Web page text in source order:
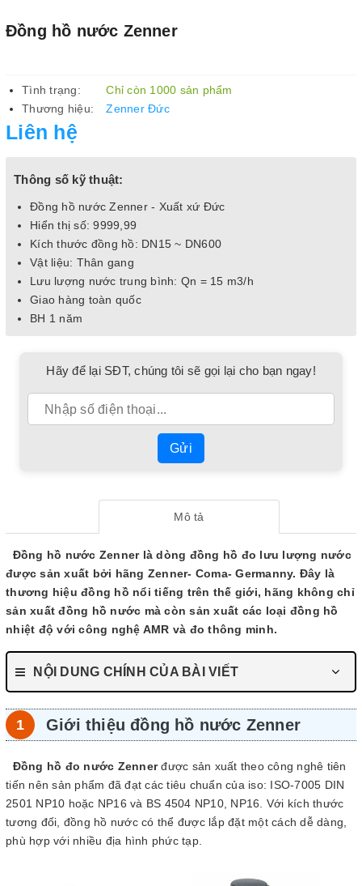
Đồng hồ nước Zenner
Tình trạng:
Chỉ còn 1000 sản phẩm
Thương hiệu:
Zenner Đức
Liên hệ
Thông số kỹ thuật:
Đồng hồ nước Zenner - Xuất xứ Đức
Hiển thị số: 9999,99
Kích thước đồng hồ: DN15 ~ DN600
Vật liệu: Thân gang
Lưu lượng nước trung bình: Qn = 15 m3/h
Giao hàng toàn quốc
BH 1 năm
Hãy để lại SĐT, chúng tôi sẽ gọi lại cho bạn ngay!
Gửi
Mô tả
Đồng hồ nước Zenner là dòng đồng hồ đo lưu lượng nước
được sản xuất bởi hãng Zenner- Coma- Germanny. Đây là
thương hiệu đồng hồ nổi tiếng trên thế giới, hãng không chỉ
sản xuất đồng hồ nước mà còn sản xuất các loại đồng hồ
nhiệt độ với công nghệ AMR và đo thông minh.
NỘI DUNG CHÍNH CỦA BÀI VIẾT
Giới thiệu đồng hồ nước Zenner
Đồng hồ đo nước Zennerđược sản xuất theo công nghê tiên
tiến nên sản phẩm đã đạt các tiêu chuẩn của iso: ISO-7005 DIN
2501 NP10 hoặc NP16 và BS 4504 NP10, NP16. Với kích thước
tương đối, đồng hồ nước có thể được lắp đặt một cách dễ dàng,
phù hợp với nhiều địa hình phức tạp.